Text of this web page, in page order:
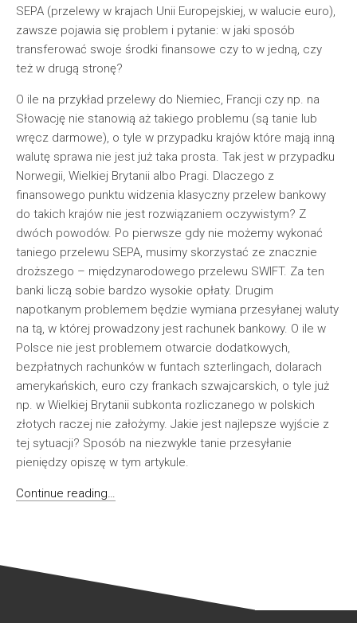
SEPA (przelewy w krajach Unii Europejskiej, w walucie euro),
zawsze pojawia się problem i pytanie: w jaki sposób
transferować swoje środki finansowe czy to w jedną, czy
też w drugą stronę?
O ile na przykład przelewy do Niemiec, Francji czy np. na
Słowację nie stanowią aż takiego problemu (są tanie lub
wręcz darmowe), o tyle w przypadku krajów które mają inną
walutę sprawa nie jest już taka prosta. Tak jest w przypadku
Norwegii, Wielkiej Brytanii albo Pragi. Dlaczego z
finansowego punktu widzenia klasyczny przelew bankowy
do takich krajów nie jest rozwiązaniem oczywistym? Z
dwóch powodów. Po pierwsze gdy nie możemy wykonać
taniego przelewu SEPA, musimy skorzystać ze znacznie
droższego – międzynarodowego przelewu SWIFT. Za ten
banki liczą sobie bardzo wysokie opłaty. Drugim
napotkanym problemem będzie wymiana przesyłanej waluty
na tą, w której prowadzony jest rachunek bankowy. O ile w
Polsce nie jest problemem otwarcie dodatkowych,
bezpłatnych rachunków w funtach szterlingach, dolarach
amerykańskich, euro czy frankach szwajcarskich, o tyle już
np. w Wielkiej Brytanii subkonta rozliczanego w polskich
złotych raczej nie założymy. Jakie jest najlepsze wyjście z
tej sytuacji? Sposób na niezwykle tanie przesyłanie
pieniędzy opiszę w tym artykule.
Continue reading…